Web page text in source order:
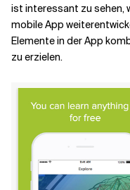
ist interessant zu sehen,
mobile App
Elemente in der App
zu erzielen.